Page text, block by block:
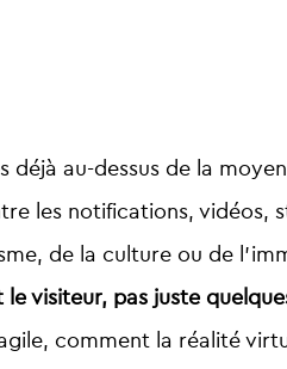
déjà au-dessus de la
les notifications,
de la culture ou de
visiteur, pas juste
comment la réalité